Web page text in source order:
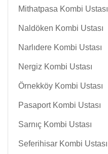
Mithatpasa Kombi Ustası
Naldöken Kombi Ustası
Narlıdere Kombi Ustası
Nergiz Kombi Ustası
Örnekköy Kombi Ustası
Pasaport Kombi Ustası
Sarnıç Kombi Ustası
Seferihisar Kombi Ustası